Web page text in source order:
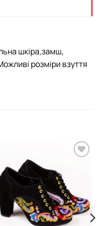
шкіра,замш,
розміри взуття